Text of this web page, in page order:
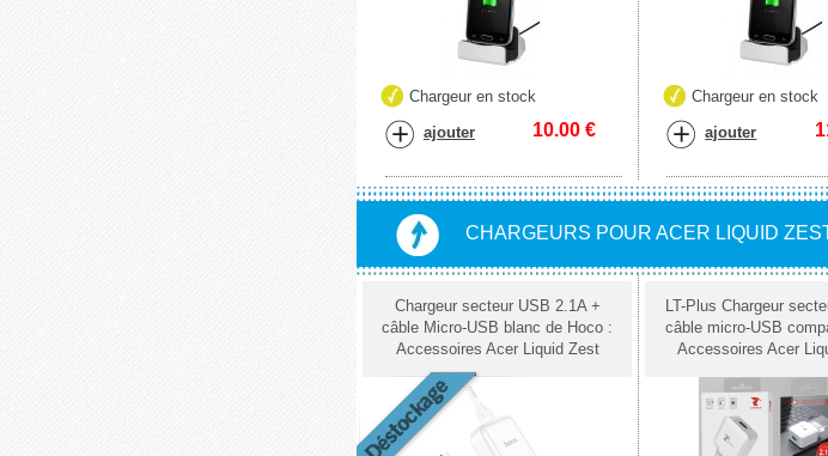
Chargeur en stock
ajouter 10.00 €
Chargeur en stock
ajouter
CHARGEURS POUR ACER LIQUID
Chargeur secteur USB 2.1A +
câble Micro-USB blanc de Hoco :
Accessoires Acer Liquid Zest
LT-Plus Chargeur
câble micro-USB
Accessoires Acer